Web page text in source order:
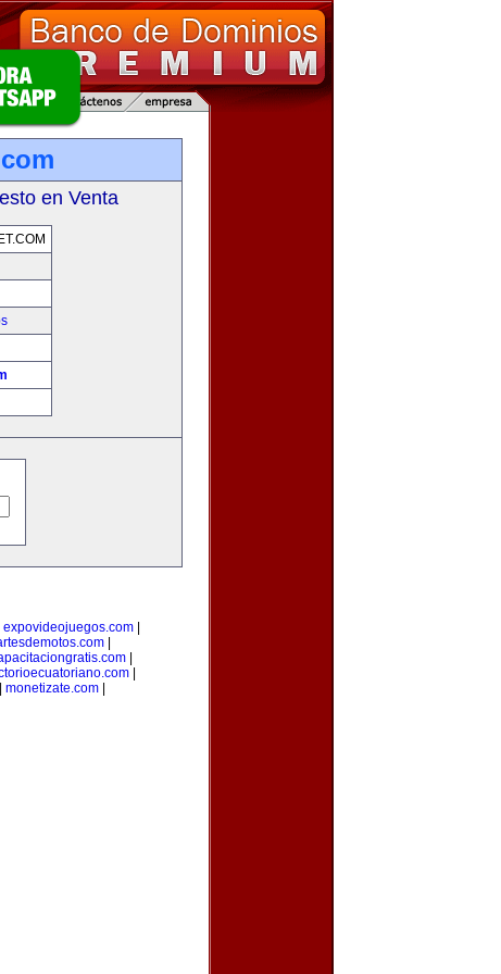
en Venta
expovideojuegos.com
|
|
monetizate.com